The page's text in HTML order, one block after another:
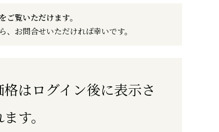
ご覧いただけます。
お問合せいただければ幸いです。
格はログイン後に表示さ
す。